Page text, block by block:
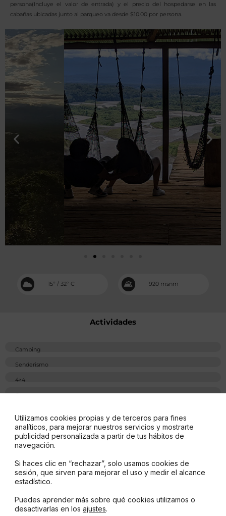
persona(Incluye el valor de entrada) y el precio del hospedarse en las
cabañas ubicadas junto al parqueo va desde $10.00 por persona.
15º / 32º C 920 msnm
Actividades
Camping
Senderismo
4×4
Otros
Datos de Contacto
Servicios disponibles
Utilizamos cookies propias y de terceros para fines
analíticos, para mejorar nuestros servicios y mostrarte
publicidad personalizada a partir de tus hábitos de
navegación.
Si haces clic en “rechazar”, solo usamos cookies de
sesión, que sirven para mejorar el uso y medir el alcance
estadístico.
Puedes aprender más sobre qué cookies utilizamos o
desactivarlas en los ajustes.